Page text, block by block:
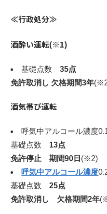
≪行政処分≫
酒酔い運転(※1)
基礎点数35点
免許取消し 欠格期間3年
酒気帯び運転
呼気中アルコール濃度
基礎点数 13点
免許停止 期間90 日 (※2)
呼気中アルコール濃度
基礎点数25点
免許取消し 欠格期間2年